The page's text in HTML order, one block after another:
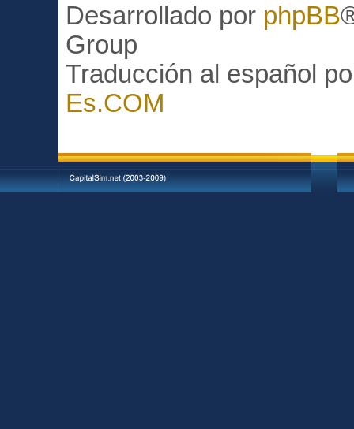
Desarrollado por phpBB
Group
Traducción al español
Es.COM